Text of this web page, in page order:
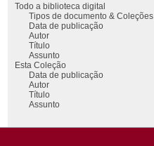
Todo a biblioteca digital
Tipos de documento & Coleções
Data de publicação
Autor
Título
Assunto
Esta Coleção
Data de publicação
Autor
Título
Assunto